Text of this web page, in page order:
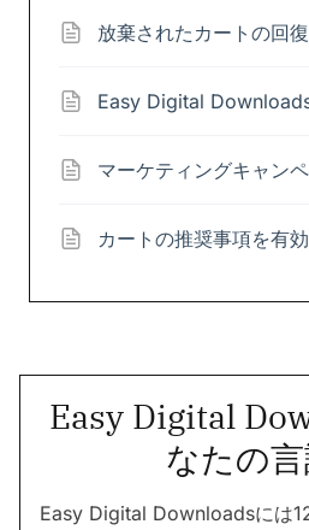
放棄されたカートの回
Easy Digital
マーケティングキャン
カートの推奨事項を有
Easy Digital
なたの
Easy Digital Downloadsには